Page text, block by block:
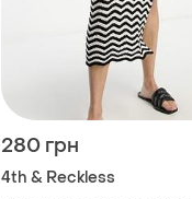
280 грн
4th & Reckless